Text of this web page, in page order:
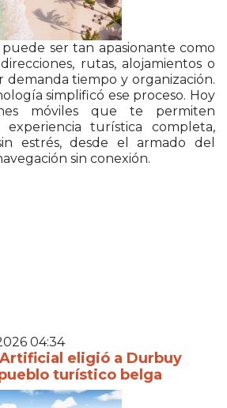
ser tan apasionante como
rutas, alojamientos o
demanda tiempo y organización.
simplificó ese proceso. Hoy
móviles que te permiten
turística completa,
estrés, desde el armado del
sin conexión.
04:34
eligió a Durbuy
turístico belga